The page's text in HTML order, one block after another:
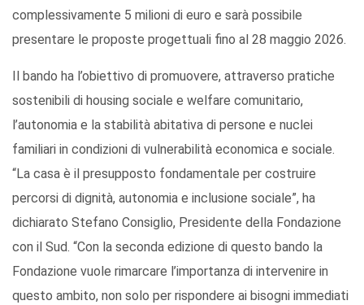
complessivamente 5 milioni di euro e sarà possibile
presentare le proposte progettuali fino al 28 maggio 2026.
Il bando ha l’obiettivo di promuovere, attraverso pratiche
sostenibili di housing sociale e welfare comunitario,
l’autonomia e la stabilità abitativa di persone e nuclei
familiari in condizioni di vulnerabilità economica e sociale.
“La casa è il presupposto fondamentale per costruire
percorsi di dignità, autonomia e inclusione sociale”, ha
dichiarato Stefano Consiglio, Presidente della Fondazione
con il Sud. “Con la seconda edizione di questo bando la
Fondazione vuole rimarcare l’importanza di intervenire in
questo ambito, non solo per rispondere ai bisogni immediati